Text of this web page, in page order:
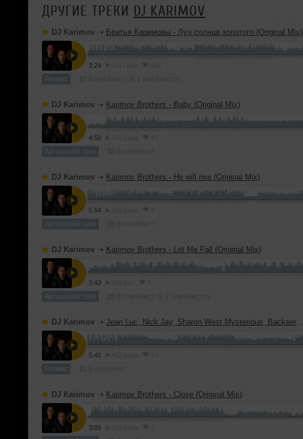
ДРУГИЕ ТРЕКИ DJ KARIMOV
DJ Karimov ➝ Братья Каримовы - Луч солнца золотого (Original Mix)
3:24
Ремикс
DJ Karimov ➝ Karimov Brothers - Baby (Original Mix)
4:50
Авторский трек
DJ Karimov ➝ Karimov Brothers - He will rise (Original Mix)
5:54
Авторский трек
DJ Karimov ➝ Karimov Brothers - Let Me Fall (Original Mix)
3:43
Авторский трек
DJ Karimov ➝ Jean Luc, Nick Jay, Sharon West Mysterious, Backeer, Elline - Times (Karimov Brothers Blend)
5:45
Ремикс
DJ Karimov ➝ Karimov Brothers - Close (Original Mix)
3:09